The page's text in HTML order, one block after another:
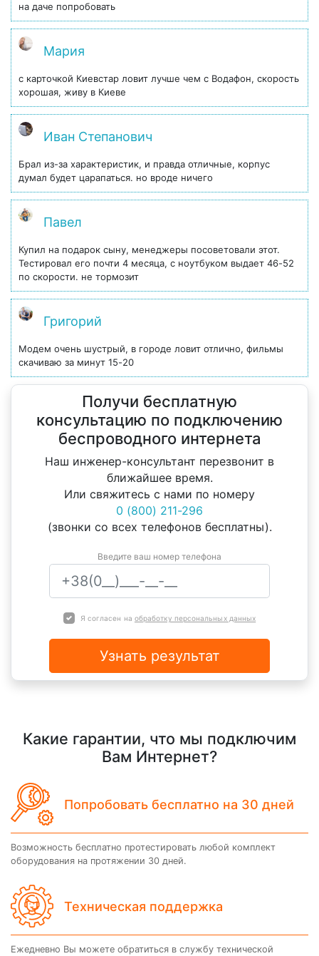
на даче попробовать
Мария
с карточкой Киевстар ловит лучше чем с Водафон, скорость
хорошая, живу в Киеве
Иван Степанович
Брал из-за характеристик, и правда отличные, корпус
думал будет царапаться. но вроде ничего
Павел
Купил на подарок сыну, менеджеры посоветовали этот.
Тестировал его почти 4 месяца, с ноутбуком выдает 46-52
по скорости. не тормозит
Григорий
Модем очень шустрый, в городе ловит отлично, фильмы
скачиваю за минут 15-20
Получи бесплатную
консультацию по подключению
беспроводного интернета
Наш инженер-консультант перезвонит в
ближайшее время.
Или свяжитесь с нами по номеру
0 (800) 211-296
(звонки со всех телефонов бесплатны).
Введите ваш номер телефона
Я согласен на обработку персональных данных
Узнать результат
Какие гарантии, что мы подключим
Вам Интернет?
Попробовать бесплатно на 30 дней
Возможность бесплатно протестировать любой комплект
оборудования на протяжении 30 дней.
Техническая поддержка
Ежедневно Вы можете обратиться в службу технической